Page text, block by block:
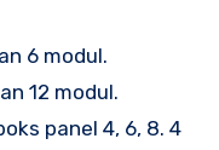
6 modul.
12 modul.
panel 4, 6, 8. 4